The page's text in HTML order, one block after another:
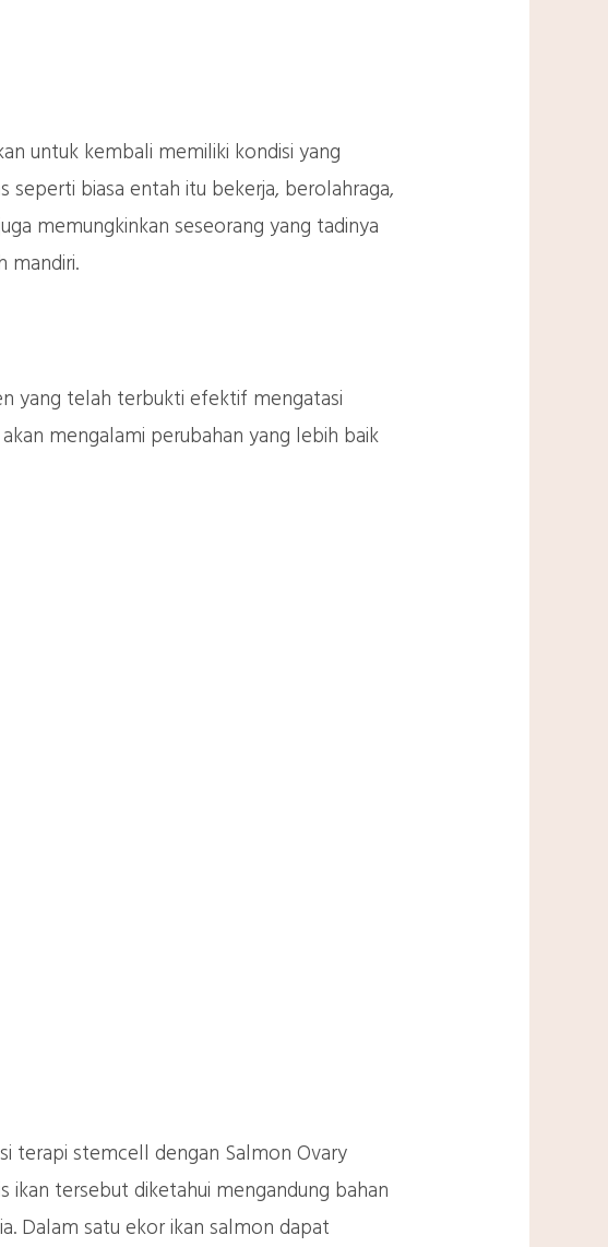
untuk kembali memiliki kondisi yang
biasa entah itu bekerja, berolahraga,
memungkinkan seseorang yang tadinya
mandiri.
yang telah terbukti efektif mengatasi
mengalami perubahan yang lebih baik
terapi stemcell dengan Salmon Ovary
ikan tersebut diketahui mengandung bahan
Dalam satu ekor ikan salmon dapat